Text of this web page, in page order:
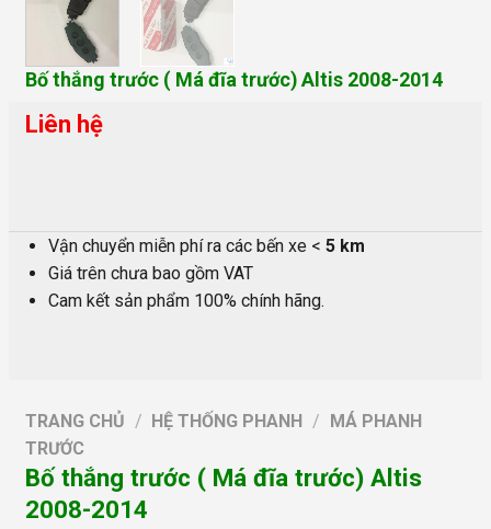
Bố thắng trước ( Má đĩa trước) Altis 2008-2014
Liên hệ
Vận chuyển miễn phí ra các bến xe < 5 km
Giá trên chưa bao gồm VAT
Cam kết sản phẩm 100% chính hãng.
TRANG CHỦ / HỆ THỐNG PHANH / MÁ PHANH
TRƯỚC
Bố thắng trước ( Má đĩa trước) Altis
2008-2014